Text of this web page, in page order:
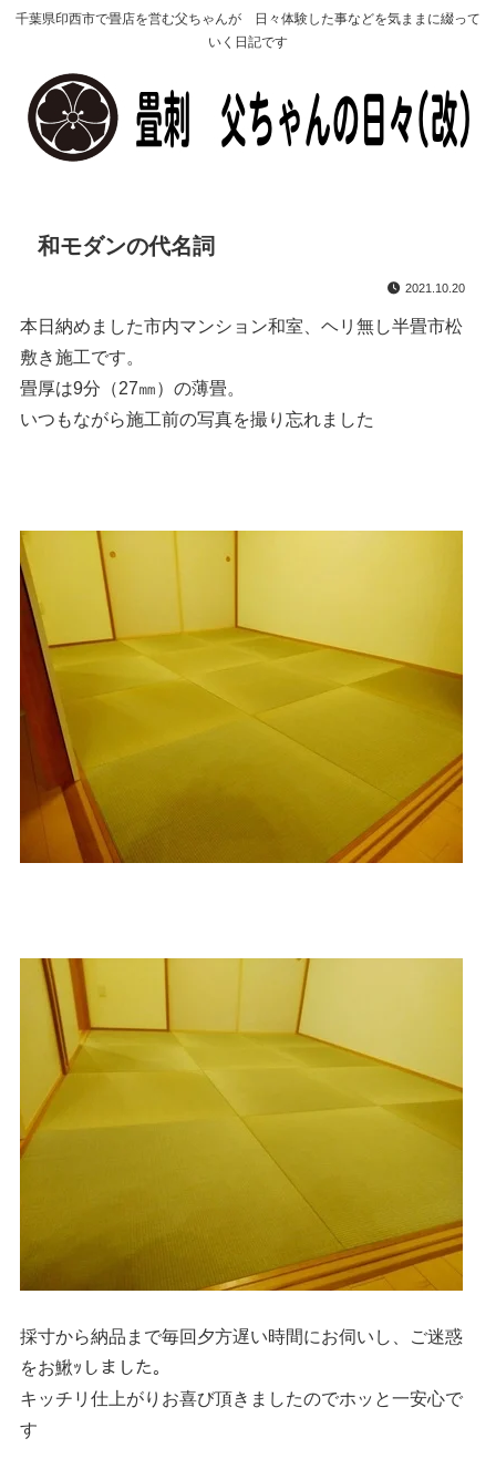
千葉県印西市で畳店を営む父ちゃんが 日々体験した事などを気ままに綴って
いく日記です
和モダンの代名詞
2021.10.20
本日納めました市内マンション和室、ヘリ無し半畳市松
敷き施工です。
畳厚は9分（27㎜）の薄畳。
いつもながら施工前の写真を撮り忘れました
採寸から納品まで毎回夕方遅い時間にお伺いし、ご迷惑
をお鰍ｯしました。
キッチリ仕上がりお喜び頂きましたのでホッと一安心で
す